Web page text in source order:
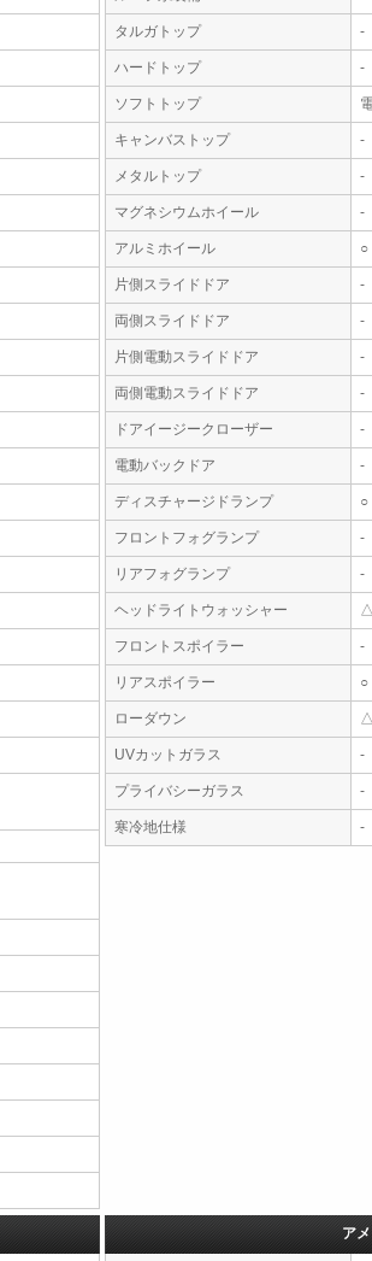
タルガトップ -
ハードトップ -
ソフトトップ
キャンバストップ -
メタルトップ -
マグネシウムホイール -
アルミホイール ○
片側スライドドア -
両側スライドドア -
片側電動スライドドア -
両側電動スライドドア -
ドアイージークローザー -
電動バックドア -
ディスチャージドランプ ○
フロントフォグランプ -
リアフォグランプ -
ヘッドライトウォッシャー
フロントスポイラー -
リアスポイラー ○
ローダウン
UVカットガラス -
プライバシーガラス -
寒冷地仕様 -
ア